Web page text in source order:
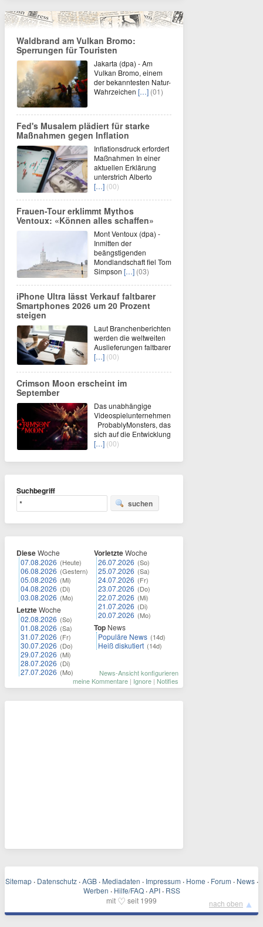
Waldbrand am Vulkan Bromo:
Sperrungen für Touristen
Jakarta (dpa) - Am
Vulkan Bromo, einem
der bekanntesten Natur-
Wahrzeichen […] (01)
Fed's Musalem plädiert für starke
Maßnahmen gegen Inflation
Inflationsdruck erfordert
Maßnahmen In einer
aktuellen Erklärung
unterstrich Alberto
[…] (00)
Frauen-Tour erklimmt Mythos
Ventoux: «Können alles schaffen»
Mont Ventoux (dpa) -
Inmitten der
beängstigenden
Mondlandschaft fiel Tom
Simpson […] (03)
iPhone Ultra lässt Verkauf faltbarer
Smartphones 2026 um 20 Prozent
steigen
Laut Branchenberichten
werden die weltweiten
Auslieferungen faltbarer
[…] (00)
Crimson Moon erscheint im
September
Das unabhängige
Videospielunternehmen
ProbablyMonsters, das
sich auf die Entwicklung
[…] (00)
Suchbegriff
suchen
DieseWoche
07.08.2026 (Heute)
06.08.2026 (Gestern)
05.08.2026 (Mi)
04.08.2026 (Di)
03.08.2026 (Mo)
LetzteWoche
02.08.2026 (So)
01.08.2026 (Sa)
31.07.2026 (Fr)
30.07.2026 (Do)
29.07.2026 (Mi)
28.07.2026 (Di)
27.07.2026 (Mo)
VorletzteWoche
26.07.2026 (So)
25.07.2026 (Sa)
24.07.2026 (Fr)
23.07.2026 (Do)
22.07.2026 (Mi)
21.07.2026 (Di)
20.07.2026 (Mo)
Top News
Populäre News (14d)
Heiß diskutiert (14d)
News-Ansicht konfigurieren
meine Kommentare | Ignore | Notifies
Sitemap · Datenschutz · AGB · Mediadaten · Impressum · Home · Forum · News ·
Werben · Hilfe/FAQ · API · RSS
mit ♡ seit 1999 nach oben ▲